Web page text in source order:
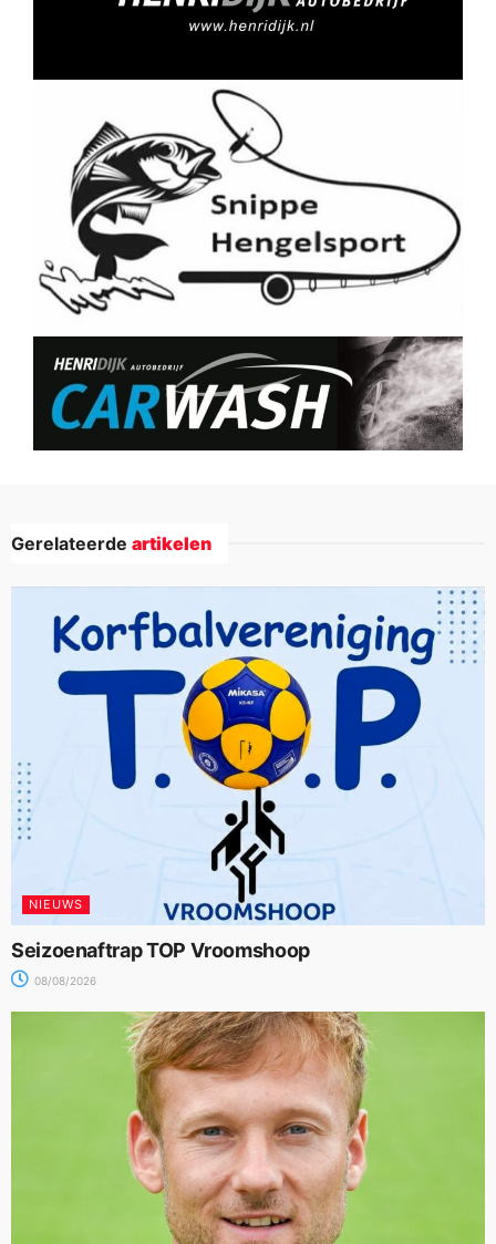
Gerelateerde artikelen
NIEUWS
Seizoenaftrap TOP Vroomshoop
08/08/2026